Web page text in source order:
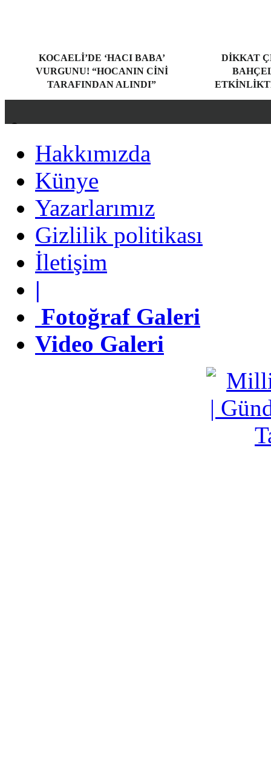
KOCAELI’DE ‘HACI BABA’
VURGUNU! “HOCANIN CINI
TARAFINDAN ALINDI”
DIKKAT
Künye
Yazarlarımız
Gizlilik politikası
İletişim
Fotoğraf Galeri
Video Galeri
Hakkımızda
Künye
Yazarlarımız
Gizlilik politikası
İletişim
|
Fotoğraf Galeri
Video Galeri